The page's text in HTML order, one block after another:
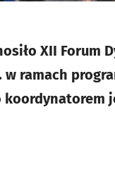
XII Forum
w ramach
koordynatorem